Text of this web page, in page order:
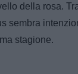
della rosa.
sembra
stagione.